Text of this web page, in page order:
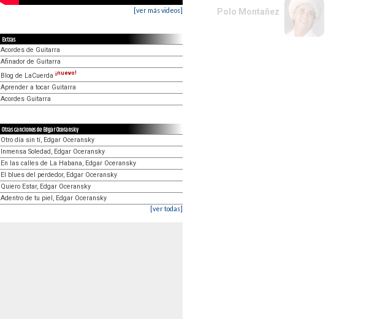
[ver más videos]
Extras
Acordes de Guitarra
Afinador de Guitarra
Blog de LaCuerda ¡nuevo!
Aprender a tocar Guitarra
Acordes Guitarra
Otras canciones de Edgar Oceransky
Otro día sin tí, Edgar Oceransky
Inmensa Soledad, Edgar Oceransky
En las calles de La Habana, Edgar Oceransky
El blues del perdedor, Edgar Oceransky
Quiero Estar, Edgar Oceransky
Adentro de tu piel, Edgar Oceransky
[ver todas]
Polo Montañez